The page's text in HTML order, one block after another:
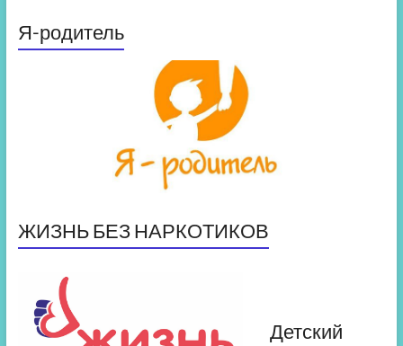
Я-родитель
ЖИЗНЬ БЕЗ НАРКОТИКОВ
Детский